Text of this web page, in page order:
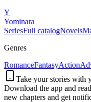
Y
Yominara
SeriesFull catalogNovels
Genres
RomanceFantasyAction
Take your stories with
Download the app and
new chapters and get